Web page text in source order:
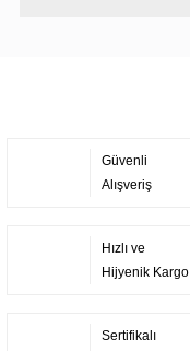
Güvenli
Alışveriş
Hızlı ve
Hijyenik Kargo
Sertifikalı